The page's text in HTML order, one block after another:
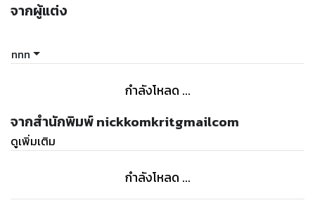
จากผู้แต่ง
nnn
กำลังโหลด ...
จากสำนักพิมพ์ nickkomkritgmailcom
ดูเพิ่มเติม
กำลังโหลด ...